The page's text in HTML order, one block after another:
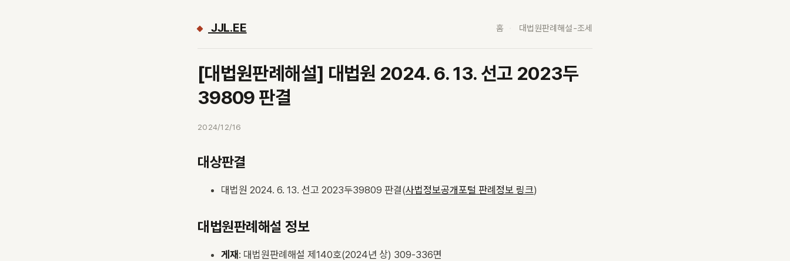
JJL.EE 홈 대법원판례해설-조세
[대법원판례해설] 대법원 2024. 6. 13. 선고 2023두
39809 판결
2024/12/16
대상판결
대법원 2024. 6. 13. 선고 2023두39809 판결(사법정보공개포털 판례정보 링크)
대법원판례해설 정보
게재 : 대법원판례해설 제140호(2024년 상) 309-336면